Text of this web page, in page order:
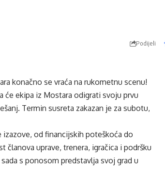
Podijeli
konačno se vraća na rukometnu scenu!
će ekipa iz Mostara odigrati svoju prvu
Termin susreta zakazan je za subotu,
od financijskih poteškoća do
članova uprave, trenera, igračica i podršku
s ponosom predstavlja svoj grad u